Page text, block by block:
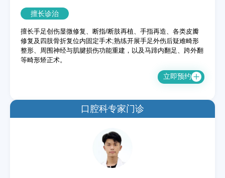
擅长诊治
擅长手足创伤显微修复、断指/断肢再植、手指再造、各类皮瓣
修复及四肢骨折复位内固定手术;熟练开展手足外伤后疑难畸形
整形、周围神经与肌腱损伤功能重建，以及马蹄内翻足、跨外翻
等畸形矫正术。
立即预约
口腔科专家门诊